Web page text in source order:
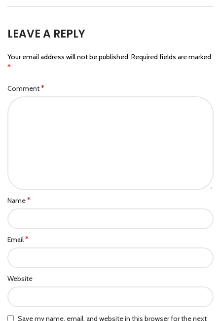
LEAVE A REPLY
Your email address will not be published. Required fields are marked
*
Comment*
Name*
Email*
Website
Save my name, email, and website in this browser for the next